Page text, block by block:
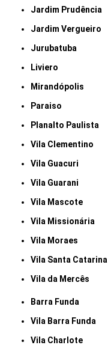
Jardim Prudência
Jardim Vergueiro
Jurubatuba
Liviero
Mirandópolis
Paraiso
Planalto Paulista
Vila Clementino
Vila Guacuri
Vila Guarani
Vila Mascote
Vila Missionária
Vila Moraes
Vila Santa Catarina
Vila da Mercês
Barra Funda
Vila Barra Funda
Vila Charlote